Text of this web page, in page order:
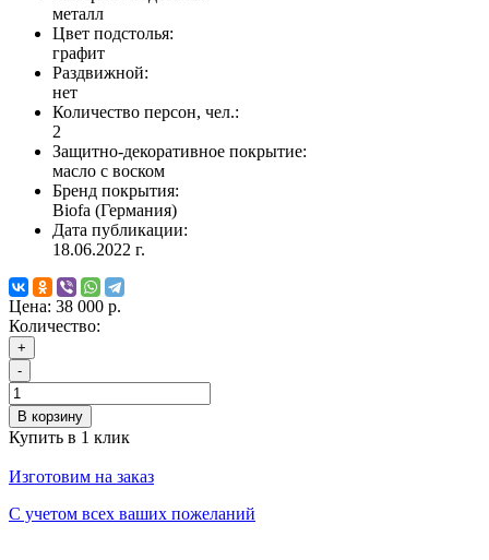
металл
Цвет подстолья:
графит
Раздвижной:
нет
Количество персон, чел.:
2
Защитно-декоративное покрытие:
масло с воском
Бренд покрытия:
Biofa (Германия)
Дата публикации:
18.06.2022 г.
Цена: 38 000 р.
Количество:
+
-
В корзину
Купить в 1 клик
Изготовим на заказ
С учетом всех ваших пожеланий